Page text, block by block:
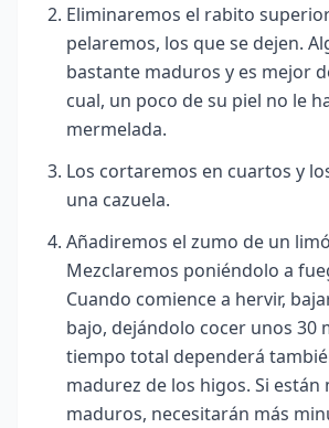
Eliminaremos el rabito
pelaremos, los que se dejen.
bastante maduros y es mejor
cual, un poco de su piel no le
mermelada.
Los cortaremos en cuartos y
una cazuela.
Añadiremos el zumo de un
Mezclaremos poniéndolo a
Cuando comience a hervir,
bajo, dejándolo cocer unos 30
tiempo total dependerá
madurez de los higos. Si están
maduros, necesitarán más